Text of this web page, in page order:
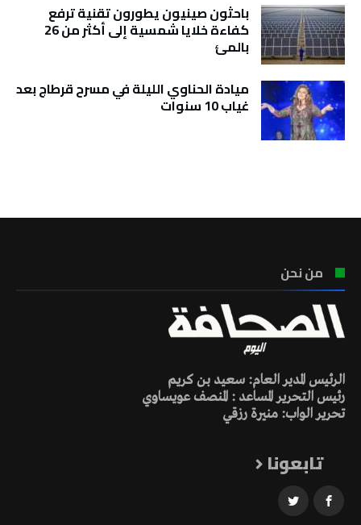
باحثون صينيون يطورون تقنية ترفع
كفاءة خلايا شمسية إلى أكثر من 26
بالمئ
ميادة الحناوي الليلة في مسرح قرطاج بعد
غياب 10 سنوات
من نحن
الرئيس المدير العام: سعيد بن كريم
رئيس التحرير المساعد : المنصف عويساوي
تحرير الواب: منيرة رزقي
تابعونا